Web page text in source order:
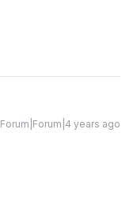
Forum|Forum|4 years ago